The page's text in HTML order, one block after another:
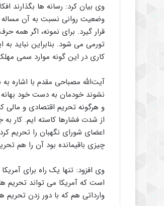
وی بیان کرد: رسانه ها بگذارند
وضعیت روانی نسبت به آن
قرار گیرد. برای نمونه، اگر همه
تورمی می شود. بنابراین نباید
کاری در این گونه موارد سمی
نشوند خودمان به دست خود بهانه
و هرگونه تحریم اقتصادی و مالی
از شدت فشارها کاسته ایم. کار
اعضای شورای نگهبان را تحریم
چیزی باقیمانده بود آن را هم
است که آمریکا می تواند تحریم
وارداتی هم که با دور زدن تحریم